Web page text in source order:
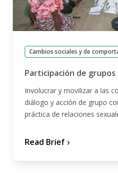
Cambios sociales y de
Participación de
Involucrar y movilizar a las
diálogo y acción de grupo
práctica de relaciones
Read Brief chevron_forward